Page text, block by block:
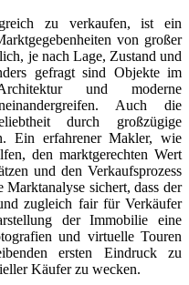
zu verkaufen, ist ein
von großer
je nach Lage, Zustand und
gefragt sind Objekte im
und moderne
Auch die
durch großzügige
Ein erfahrener Makler, wie
den marktgerechten Wert
und den Verkaufsprozess
sichert, dass der
zugleich fair für Verkäufer
der Immobilie eine
und virtuelle Touren
ersten Eindruck zu
Käufer zu wecken.